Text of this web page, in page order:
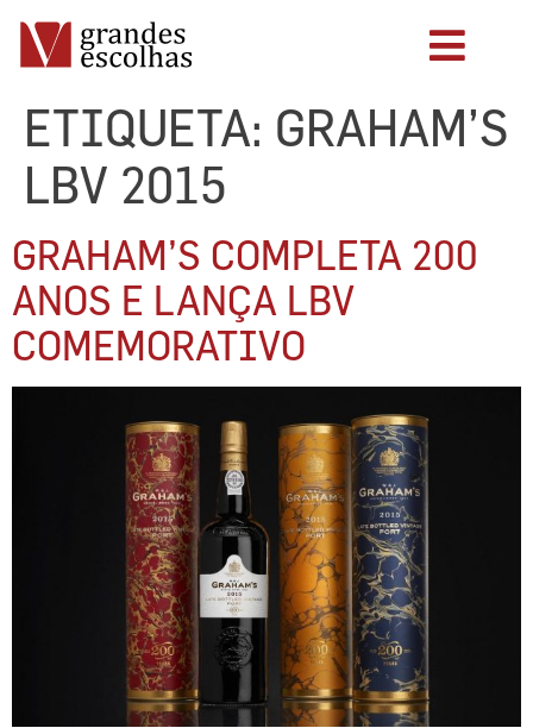
ETIQUETA: GRAHAM’S
LBV 2015
GRAHAM’S COMPLETA 200
ANOS E LANÇA LBV
COMEMORATIVO